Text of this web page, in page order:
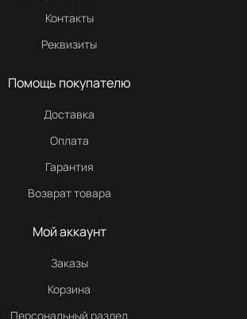
Контакты
Реквизиты
Помощь покупателю
Доставка
Оплата
Гарантия
Возврат товара
Мой аккаунт
Заказы
Корзина
Персональный раздел